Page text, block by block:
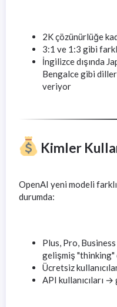
2K çözünürlüğe
3:1 ve 1:3 gibi
İngilizce dışında
Bengalce gibi
veriyor
Kimler
OpenAI yeni modeli farklı
durumda:
Plus, Pro,
gelişmiş
Ücretsiz
API kullanıcıları